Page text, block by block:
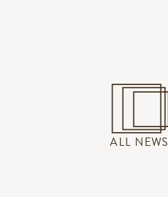
ALL NEWS